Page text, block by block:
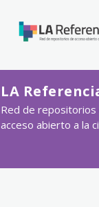
LA
Red de repositorios
acceso abierto a la